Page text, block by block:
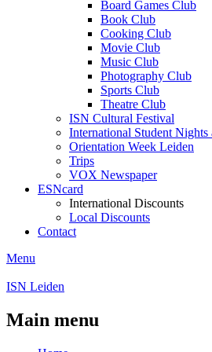
Board Games Club
Book Club
Cooking Club
Movie Club
Music Club
Photography Club
Sports Club
Theatre Club
ISN Cultural Festival
International Student Nights
Orientation Week Leiden
Trips
VOX Newspaper
ESNcard
International Discounts
Local Discounts
Contact
Menu
ISN Leiden
Main menu